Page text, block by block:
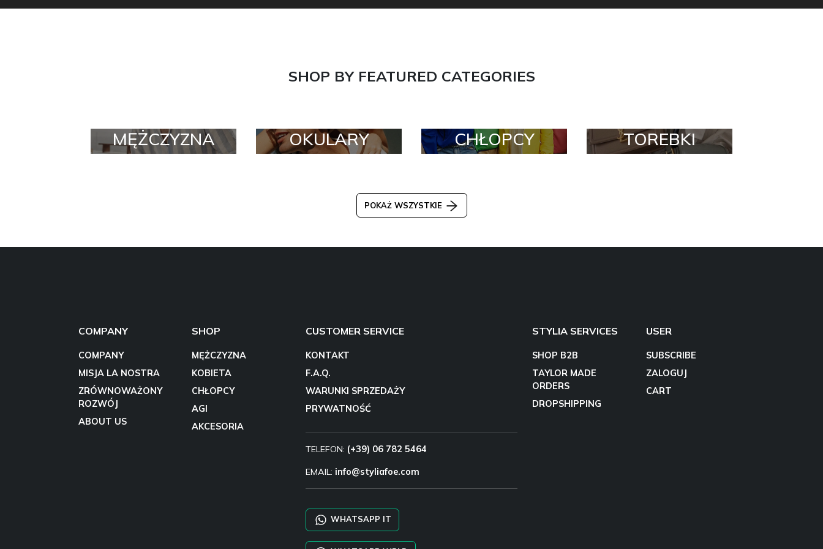
SHOP BY FEATURED CATEGORIES
MĘŻCZYZNA OKULARY CHŁOPCY TOREBKI
POKAŻ WSZYSTKIE
COMPANY
COMPANY
MISJA LA NOSTRA
ZRÓWNOWAŻONY
ROZWÓJ
ABOUT US
SHOP
MĘŻCZYZNA
KOBIETA
CHŁOPCY
AGI
AKCESORIA
CUSTOMER SERVICE
KONTAKT
F.A.Q.
WARUNKI SPRZEDAŻY
PRYWATNOŚĆ
TELEFON: (+39) 06 782 5464
EMAIL: info@styliafoe.com
WHATSAPP IT
STYLIA SERVICES
SHOP B2B
TAYLOR MADE
ORDERS
DROPSHIPPING
USER
SUBSCRIBE
ZALOGUJ
CART